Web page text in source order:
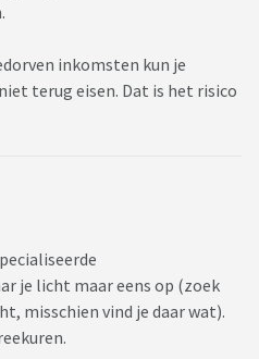
inkomsten kun je
terug eisen. Dat is het risico
je licht maar eens op (zoek
misschien vind je daar wat).